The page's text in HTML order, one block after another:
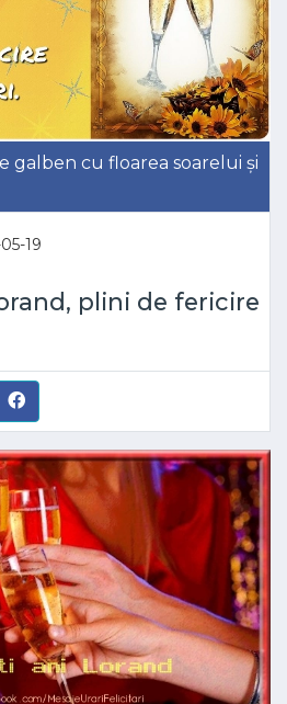
galben cu floarea soarelui și
19
plini de fericire